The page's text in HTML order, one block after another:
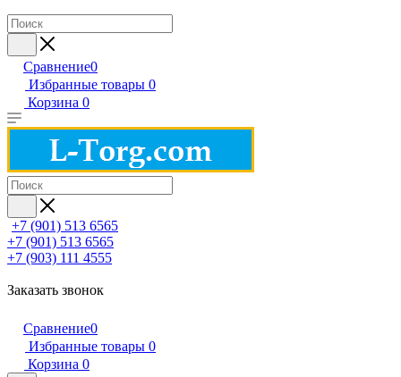
Сравнение0
Избранные товары 0
Корзина 0
+7 (901) 513 6565
+7 (901) 513 6565
+7 (903) 111 4555
Заказать звонок
Сравнение0
Избранные товары 0
Корзина 0